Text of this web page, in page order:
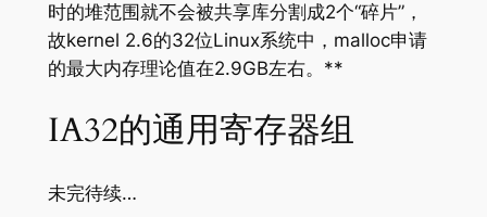
时的堆范围就不会被共享库分割成2个“碎片”，
故kernel 2.6的32位Linux系统中，malloc申请
的最大内存理论值在2.9GB左右。**
IA32的通用寄存器组
未完待续…